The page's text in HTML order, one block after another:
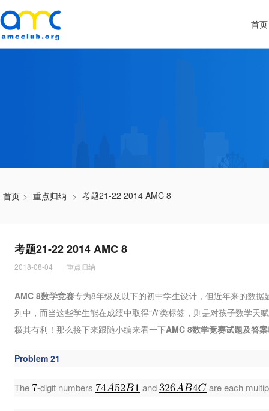
首页
首页 > 重点归纳 > 考题21-22 2014 AMC 8
考题21-22 2014 AMC 8
2018-08-04 重点归纳
AMC 8数学竞赛专为8年级及以下的初中学生设计，但近年来的数
列中，而当这些学生能在成绩中取得“A”类标签，则是对孩子数学
极其有利！那么接下来跟随小编来看一下AMC 8数学竞赛试题及答案
Problem 21
The -digit numbers and are each